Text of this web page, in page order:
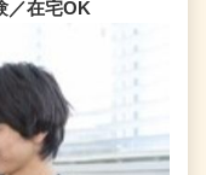
／在宅OK